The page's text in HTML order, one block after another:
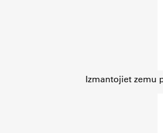
Izmantojiet zemu